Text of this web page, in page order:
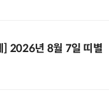
] 2026년 8월 7일 띠별